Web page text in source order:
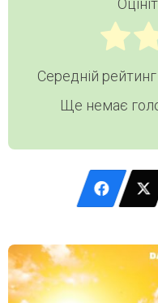
Середній рейтинг
Ще немає